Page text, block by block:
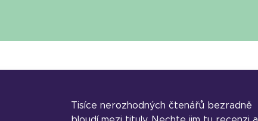
Tisíce nerozhodných čtenářů bezradně